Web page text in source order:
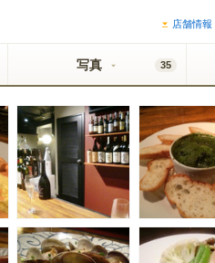
店舗情報
写真 35